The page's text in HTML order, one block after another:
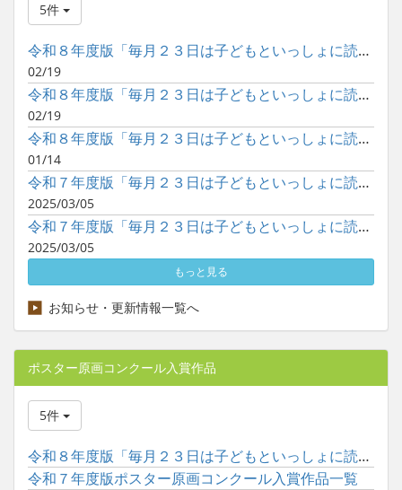
5件
令和８年度版「毎月２３日は子どもといっしょに読書の日」ポスタ...
02/19
令和８年度版「毎月２３日は子どもといっしょに読書の日」ポスタ...
02/19
令和８年度版「毎月２３日は子どもといっしょに読書の日」ポスタ...
01/14
令和７年度版「毎月２３日は子どもといっしょに読書の日」ポスタ...
2025/03/05
令和７年度版「毎月２３日は子どもといっしょに読書の日」ポスタ...
2025/03/05
もっと見る
お知らせ・更新情報一覧へ
ポスター原画コンクール入賞作品
5件
令和８年度版「毎月２３日は子どもといっしょに読書の日」ポスタ...
令和７年度版ポスター原画コンクール入賞作品一覧